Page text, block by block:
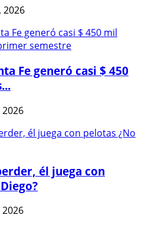
2026
Fe generó casi $ 450
2026
él juega con
2026